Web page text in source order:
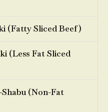
(Fatty Sliced Beef)
(Less Fat Sliced
(Non-Fat